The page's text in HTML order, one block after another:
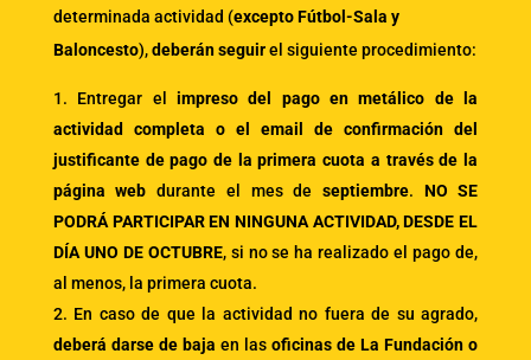
determinada actividad (excepto Fútbol-Sala y
Baloncesto),deberán seguirel siguiente procedimiento:
Entregar el impreso del pago en metálico de la
actividad completa o el email de confirmación del
justificante de pago de la primera cuota a través de la
página web durante el mes de septiembre. NO SE
PODRÁ PARTICIPAR EN NINGUNA ACTIVIDAD, DESDE EL
DÍA UNO DE OCTUBRE, si no se ha realizado el pago de,
al menos, la primera cuota.
En caso de que la actividad no fuera de su agrado,
deberá darse de baja en lasoficinas de La Fundación o